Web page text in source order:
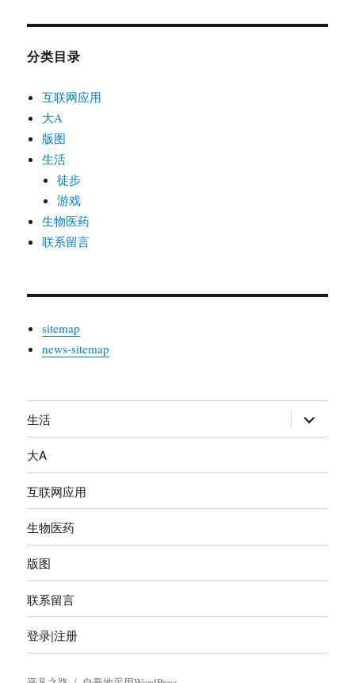
分类目录
互联网应用
大A
版图
生活
徒步
游戏
生物医药
联系留言
sitemap
news-sitemap
生活
开
大A
互联网应用
生物医药
版图
联系留言
登录|注册